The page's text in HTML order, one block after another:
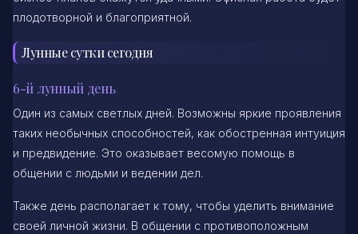
плодотворной и благоприятной.
Лунные сутки сегодня
6-й лунный день
Один из самых светлых дней. Возможны яркие проявления
таких необычных способностей, как обостренная интуиция
и предвидение. Это оказывает весомую помощь в
общении с людьми и ведении дел.
Также день располагает к тому, чтобы уделить внимание
своей личной жизни. В общении с противоположным